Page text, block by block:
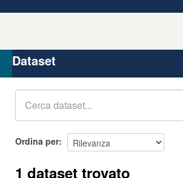
Organizzazioni
Gruppi
Dataset
Ordina per
1 dataset trovato